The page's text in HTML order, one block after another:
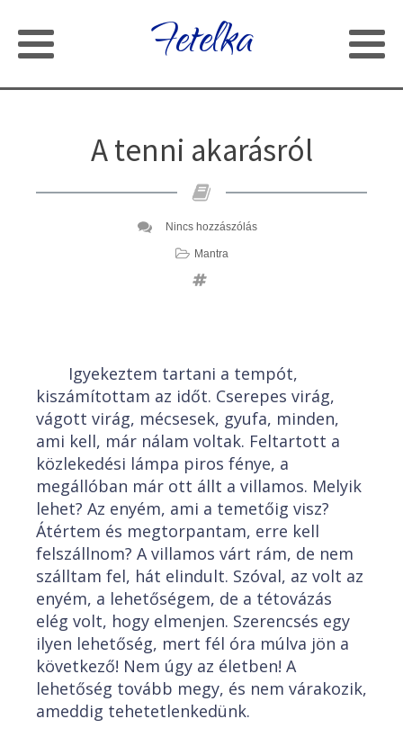
Fetelka
A tenni akarásról
Nincs hozzászólás
Mantra
Igyekeztem tartani a tempót,
kiszámítottam az időt. Cserepes virág,
vágott virág, mécsesek, gyufa, minden,
ami kell, már nálam voltak. Feltartott a
közlekedési lámpa piros fénye, a
megállóban már ott állt a villamos. Melyik
lehet? Az enyém, ami a temetőig visz?
Átértem és megtorpantam, erre kell
felszállnom? A villamos várt rám, de nem
szálltam fel, hát elindult. Szóval, az volt az
enyém, a lehetőségem, de a tétovázás
elég volt, hogy elmenjen. Szerencsés egy
ilyen lehetőség, mert fél óra múlva jön a
következő! Nem úgy az életben! A
lehetőség tovább megy, és nem várakozik,
ameddig tehetetlenkedünk.